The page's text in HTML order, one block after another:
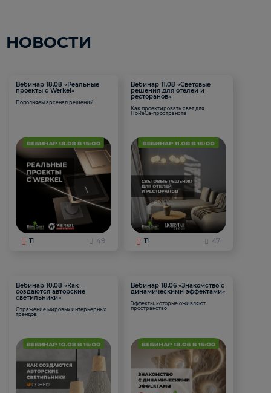
НОВОСТИ
Вебинар 18.08 «Реальные
проекты с Werkel»
Пополняем арсенал решений
11 49
Вебинар 11.08 «Световые
решения для отелей и
ресторанов»
Как проектировать свет для
HoReCa-пространств
11 47
Вебинар 10.08 «Как
создаются авторские
светильники»
Отражение мировых интерьерных
трендов
Вебинар 18.06 «Знакомство с
динамическими эффектами»
Эффекты, которые оживляют
пространство